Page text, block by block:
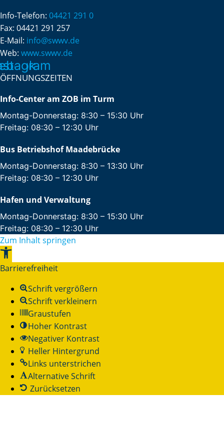
Info-Telefon: 04421 291 0
Fax: 04421 291 257
E-Mail: info@swwv.de
Web: www.swwv.de
ÖFFNUNGSZEITEN
Info-Center am ZOB im Turm
Montag-Donnerstag: 8:30 – 15:30 Uhr
Freitag: 08:30 – 12:30 Uhr
Bus Betriebshof Maadebrücke
Montag-Donnerstag: 8:30 – 13:30 Uhr
Freitag: 08:30 – 12:30 Uhr
Hafen und Verwaltung
Montag-Donnerstag: 8:30 – 15:30 Uhr
Freitag: 08:30 – 12:30 Uhr
Zum Inhalt springen
Werkzeugleiste
öffnen
Barrierefreiheit
Schrift vergrößern
Schrift verkleinern
Graustufen
Hoher Kontrast
Negativer Kontrast
Heller Hintergrund
Links unterstrichen
Alternative Schrift
Zurücksetzen